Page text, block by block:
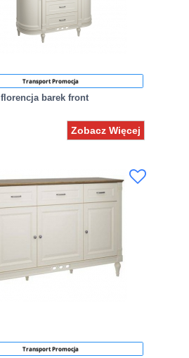
Transport Promocja
barek front
Zobacz Więcej
Transport Promocja